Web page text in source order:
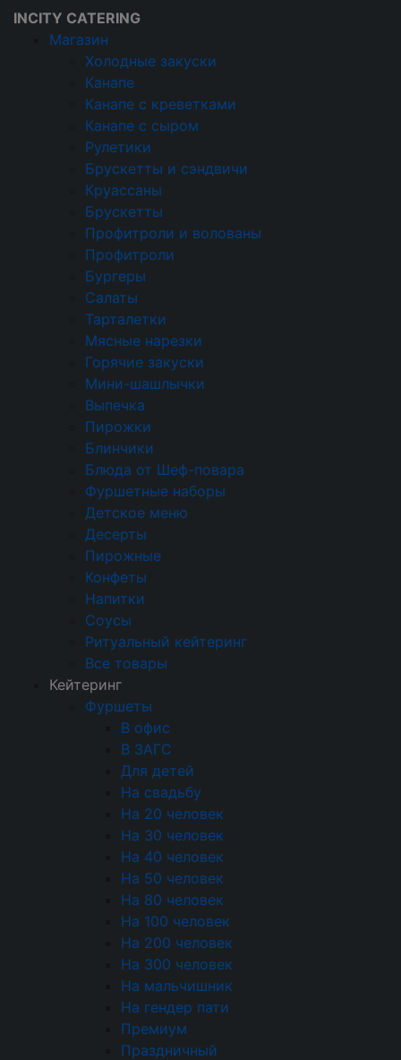
INCITY CATERING
Магазин
Холодные закуски
Канапе
Канапе с креветками
Канапе с сыром
Рулетики
Брускетты и сэндвичи
Круассаны
Брускетты
Профитроли и волованы
Профитроли
Бургеры
Салаты
Тарталетки
Мясные нарезки
Горячие закуски
Мини-шашлычки
Выпечка
Пирожки
Блинчики
Блюда от Шеф-повара
Фуршетные наборы
Детское меню
Десерты
Пирожные
Конфеты
Напитки
Соусы
Ритуальный кейтеринг
Все товары
Кейтеринг
Фуршеты
В офис
В ЗАГС
Для детей
На свадьбу
На 20 человек
На 30 человек
На 40 человек
На 50 человек
На 80 человек
На 100 человек
На 200 человек
На 300 человек
На мальчишник
На гендер пати
Премиум
Праздничный
Кейтеринговая компания
Событийный
Кейтеринг в
Одинцово
на 10 человек
на 20 человек
на 30 человек
на 40 человек
В офис
на 50 человек
На масленицу
Кейтеринг на выставку
Корпоративный
На день рождения
Детский
Недорогой
Доставка еды
На 23 февраля
На выпускной
На съемки
Долгопрудный
Железнодорожный
Жуковский
Люберцы
Мытищи
Пушкино
Щелково
Одинцовский район известен живописной
природой и прекрасными условиями для
проведения мероприятий на открытом
воздухе. Организация кейтеринга в Одинцово
— это возможность провести событие в этой
уникальной атмосфере без лишних хлопот.
Наши услуги позволяют сосредоточиться на
общении с гостями, делегировав CATERING
INCITY все вопросы питания и сервиса,
гарантируя вам высокий уровень проведения
мероприятия.